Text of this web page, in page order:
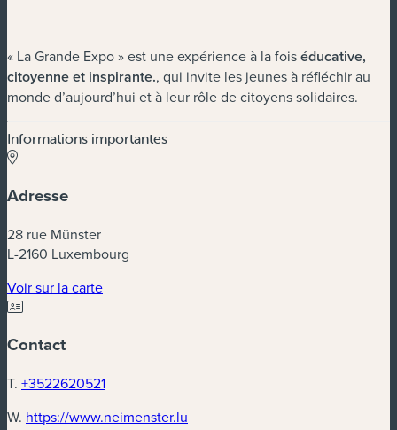
« La Grande Expo » est une expérience à la foiséducative,
citoyenne et inspirante., qui invite les jeunes à réfléchir au
monde d’aujourd’hui et à leur rôle de citoyens solidaires.
Informations importantes
Adresse
28 rue Münster
L-2160 Luxembourg
Voir sur la carte(nouvelle fenêtre)
Contact
T. +3522620521
W. https://www.neimenster.lu